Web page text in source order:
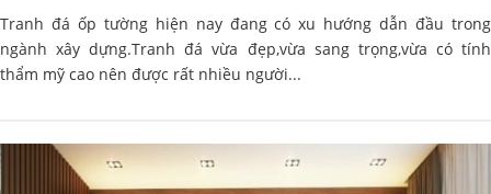
Tranh đá ốp tường hiện nay đang có xu hướng dẫn đầu trong
ngành xây dựng.Tranh đá vừa đẹp,vừa sang trọng,vừa có tính
thẩm mỹ cao nên được rất nhiều người...